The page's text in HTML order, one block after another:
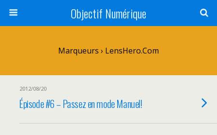
Objectif Numérique
Marqueurs › LensHero.com
2012/08/20
Épisode #6 – Passez en mode Manuel!